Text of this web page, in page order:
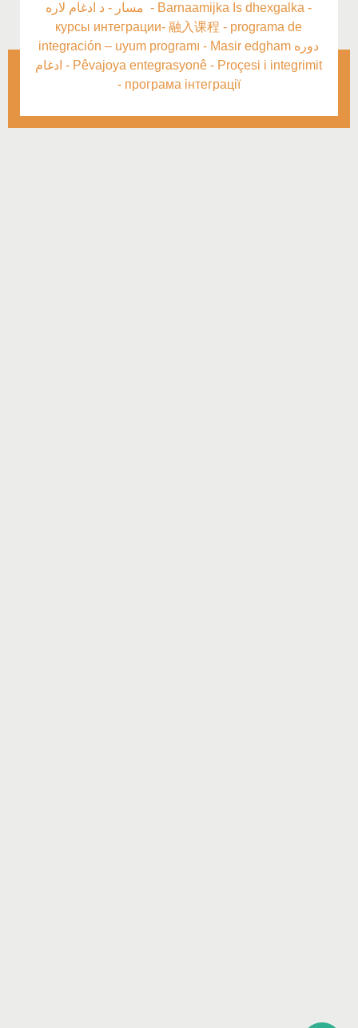
مسار - د ادغام لاره - Barnaamijka Is dhexgalka -
курсы интеграции-融入课程- programa de
integración – uyum programı - Masir edgham دوره
ادغام - Pêvajoya entegrasyonê - Proçesi i integrimit
- програма інтеграції